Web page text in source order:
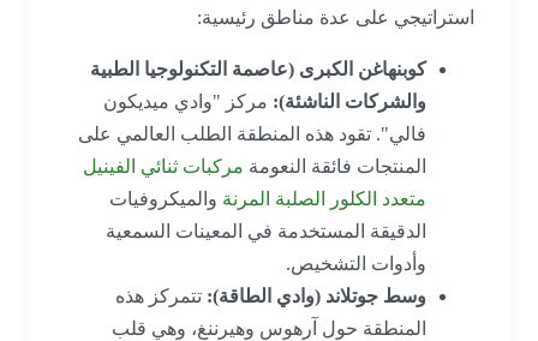
استراتيجي على عدة مناطق رئيسية:
كوبنهاغن الكبرى (عاصمة التكنولوجيا الطبية
والشركات الناشئة):مركز "وادي ميديكون
فالي". تقود هذه المنطقة الطلب العالمي على
المنتجات فائقة النعومةمركبات ثنائي الفينيل
متعدد الكلور الصلبة المرنةوالميكروفيات
الدقيقة المستخدمة في المعينات السمعية
وأدوات التشخيص.
وسط جوتلاند (وادي الطاقة):تتمركز هذه
المنطقة حول آرهوس وهيرننغ، وهي قلب